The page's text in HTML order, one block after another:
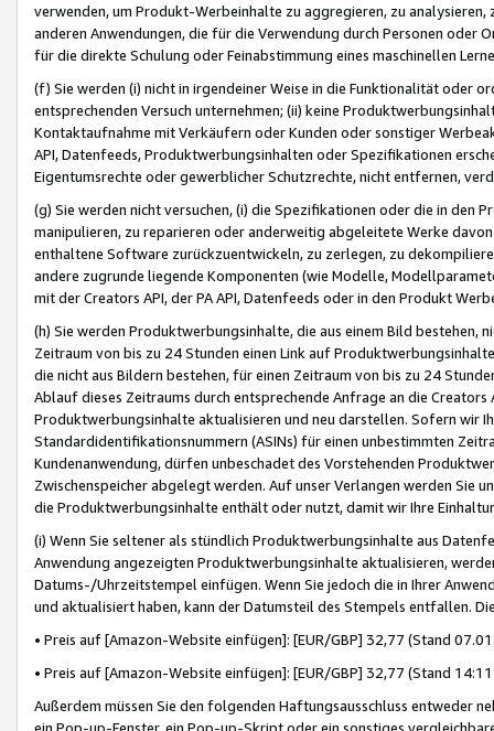
verwenden, um Produkt-Werbeinhalte zu aggregieren, zu
anderen Anwendungen, die für die Verwendung durch Personen
für die direkte Schulung oder Feinabstimmung eines maschinellen
(f) Sie werden (i) nicht in irgendeiner Weise in die Funktionalität oder
entsprechenden Versuch unternehmen; (ii) keine
Kontaktaufnahme mit Verkäufern oder Kunden oder sonstiger
API, Datenfeeds, Produktwerbungsinhalten oder Spezifikationen
Eigentumsrechte oder gewerblicher Schutzrechte, nicht entfernen,
(g) Sie werden nicht versuchen, (i) die Spezifikationen oder die in
manipulieren, zu reparieren oder anderweitig abgeleitete Werke
enthaltene Software zurückzuentwickeln, zu zerlegen, zu
andere zugrunde liegende Komponenten (wie Modelle,
mit der Creators API, der PA API, Datenfeeds oder in den Produkt
(h) Sie werden Produktwerbungsinhalte, die aus einem Bild bestehen,
Zeitraum von bis zu 24 Stunden einen Link auf
die nicht aus Bildern bestehen, für einen Zeitraum von bis zu 24
Ablauf dieses Zeitraums durch entsprechende Anfrage an die
Produktwerbungsinhalte aktualisieren und neu darstellen. Sofern wir
Standardidentifikationsnummern (ASINs) für einen unbestimmten
Kundenanwendung, dürfen unbeschadet des Vorstehenden
Zwischenspeicher abgelegt werden. Auf unser Verlangen werden Sie
die Produktwerbungsinhalte enthält oder nutzt, damit wir Ihre
(i) Wenn Sie seltener als stündlich Produktwerbungsinhalte aus
Anwendung angezeigten Produktwerbungsinhalte aktualisieren,
Datums-/Uhrzeitstempel einfügen. Wenn Sie jedoch die in Ihrer
und aktualisiert haben, kann der Datumsteil des Stempels entfallen.
• Preis auf [Amazon-Website einfügen]: [EUR/GBP] 32,77 (Stand
• Preis auf [Amazon-Website einfügen]: [EUR/GBP] 32,77 (Stand
Außerdem müssen Sie den folgenden Haftungsausschluss entweder
ein Pop-up-Fenster, ein Pop-up-Skript oder ein sonstiges